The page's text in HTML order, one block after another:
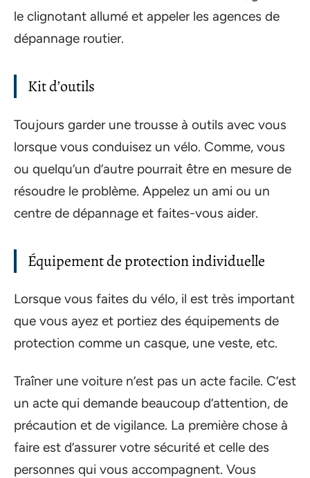
le clignotant allumé et appeler les agences de
dépannage routier.
Kit d’outils
Toujours garder une trousse à outils avec vous
lorsque vous conduisez un vélo. Comme, vous
ou quelqu’un d’autre pourrait être en mesure de
résoudre le problème. Appelez un ami ou un
centre de dépannage et faites-vous aider.
Équipement de protection individuelle
Lorsque vous faites du vélo, il est très important
que vous ayez et portiez des équipements de
protection comme un casque, une veste, etc.
Traîner une voiture n’est pas un acte facile. C’est
un acte qui demande beaucoup d’attention, de
précaution et de vigilance. La première chose à
faire est d’assurer votre sécurité et celle des
personnes qui vous accompagnent. Vous